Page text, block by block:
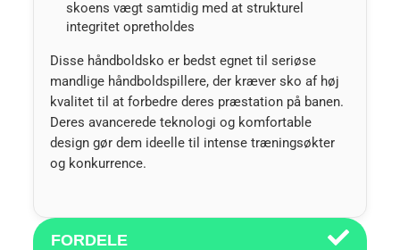
skoens vægt samtidig med at strukturel
integritet opretholdes
Disse håndboldsko er bedst egnet til seriøse
mandlige håndboldspillere, der kræver sko af høj
kvalitet til at forbedre deres præstation på banen.
Deres avancerede teknologi og komfortable
design gør dem ideelle til intense træningsøkter
og konkurrence.
FORDELE